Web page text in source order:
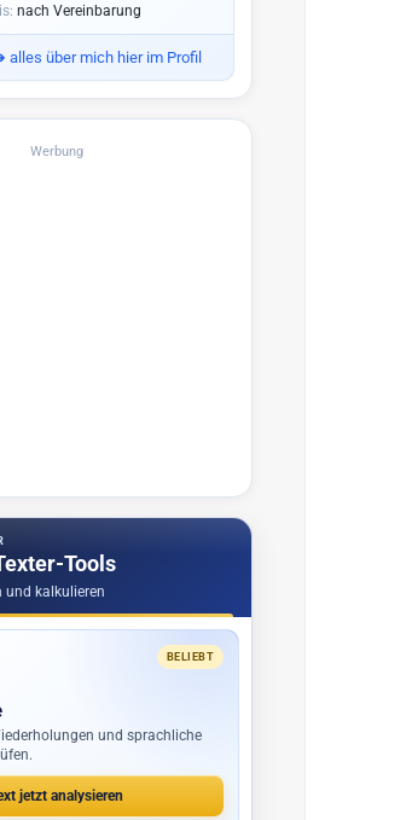
nach Vereinbarung
alles über mich hier im Profil
Werbung
Tools
und kalkulieren
BELIEBT
und sprachliche
jetzt analysieren